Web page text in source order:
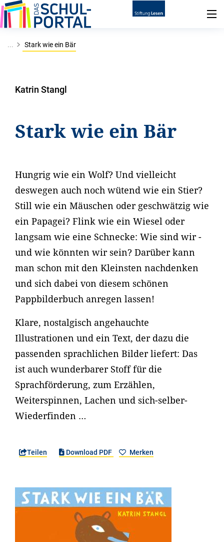
... Stark wie ein Bär
Katrin Stangl
Stark wie ein Bär
Hungrig wie ein Wolf? Und vielleicht
deswegen auch noch wütend wie ein Stier?
Still wie ein Mäuschen oder geschwätzig wie
ein Papagei? Flink wie ein Wiesel oder
langsam wie eine Schnecke: Wie sind wir -
und wie könnten wir sein? Darüber kann
man schon mit den Kleinsten nachdenken
und sich dabei von diesem schönen
Pappbilderbuch anregen lassen!
Klare, nostalgisch angehauchte
Illustrationen und ein Text, der dazu die
passenden sprachlichen Bilder liefert: Das
ist auch wunderbarer Stoff für die
Sprachförderung, zum Erzählen,
Weiterspinnen, Lachen und sich-selber-
Wiederfinden …
Teilen Download PDF Merken